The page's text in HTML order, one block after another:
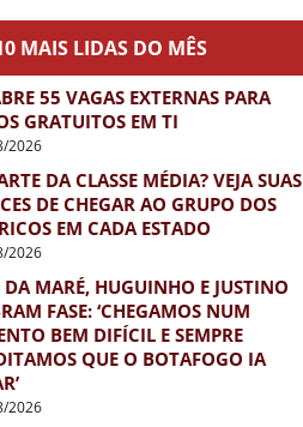
MAIS LIDAS DO MÊS
55 VAGAS EXTERNAS PARA
GRATUITOS EM TI
2026
DA CLASSE MÉDIA? VEJA SUAS
DE CHEGAR AO GRUPO DOS
EM CADA ESTADO
2026
DA MARÉ, HUGUINHO E JUSTINO
FASE: ‘CHEGAMOS NUM
BEM DIFÍCIL E SEMPRE
QUE O BOTAFOGO IA
2026